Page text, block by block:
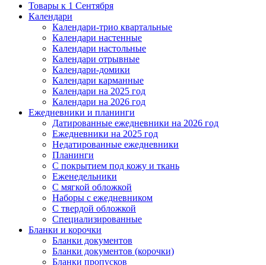
Товары к 1 Сентября
Календари
Календари-трио квартальные
Календари настенные
Календари настольные
Календари отрывные
Календари-домики
Календари карманные
Календари на 2025 год
Календари на 2026 год
Ежедневники и планинги
Датированные ежедневники на 2026 год
Ежедневники на 2025 год
Недатированные ежедневники
Планинги
С покрытием под кожу и ткань
Еженедельники
С мягкой обложкой
Наборы с ежедневником
С твердой обложкой
Специализированные
Бланки и корочки
Бланки документов
Бланки документов (корочки)
Бланки пропусков